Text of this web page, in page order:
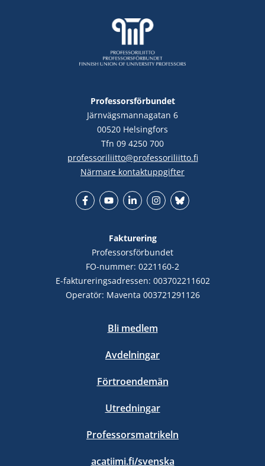
Professorsförbundet
Järnvägsmannagatan 6
00520 Helsingfors
Tfn 09 4250 700
professoriliitto@professoriliitto.fi
Närmare kontaktuppgifter
Fakturering
Professorsförbundet
FO-nummer: 0221160-2
E-faktureringsadressen: 003702211602
Operatör: Maventa 003721291126
Bli medlem
Avdelningar
Förtroendemän
Utredningar
Professorsmatrikeln
acatiimi.fi/svenska